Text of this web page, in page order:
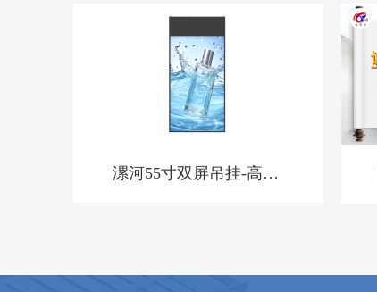
漯河55寸双屏吊挂-高亮-